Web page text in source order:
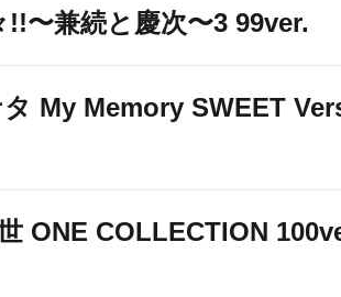
!!〜兼続と慶次〜3 99ver.
My Memory SWEET
ONE COLLECTION